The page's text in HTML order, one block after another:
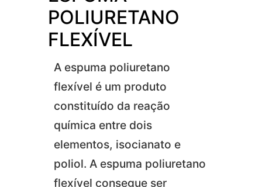
POLIURETANO
FLEXÍVEL
A espuma poliuretano
flexível é um produto
constituído da reação
química entre dois
elementos, isocianato e
poliol. A espuma poliuretano
flexível consegue ser